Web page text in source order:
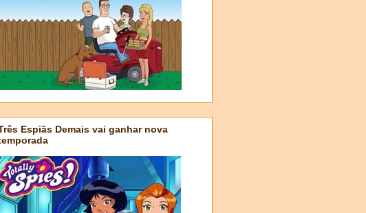
Espiãs Demais vai ganhar nova